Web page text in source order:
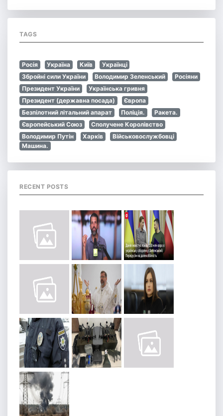
TAGS
Росія Україна Київ
Українці
Збройні сили України
Володимир Зеленський
Росіяни
Президент України
Українська гривня
Президент (державна посада)
Європа
Безпілотний літальний апарат
Поліція.
Ракета.
Європейський Союз
Сполучене Королівство
Володимир Путін
Харків
Військовослужбовці
Машина.
RECENT POSTS